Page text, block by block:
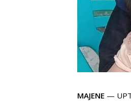
MAJENE —